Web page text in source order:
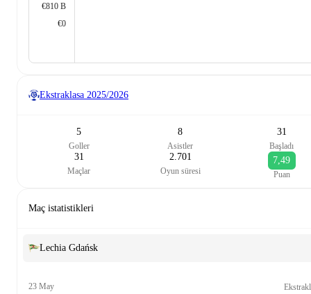
€810 B
€0
Ekstraklasa 2025/2026
5
Goller
8
Asistler
31
Başladı
31
Maçlar
2.701
Oyun süresi
7,49
Puan
Maç istatistikleri
Lechia Gdańsk
23 May